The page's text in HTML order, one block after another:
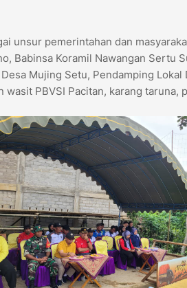
unsur pemerintahan dan
Babinsa Koramil Nawangan Sertu
Mujing Setu, Pendamping
PBVSI Pacitan, karang